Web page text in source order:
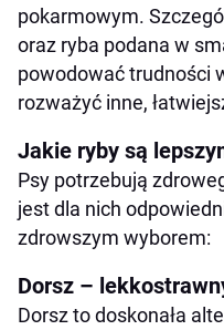
pokarmowym.
oraz ryba podana w
powodować trudności
rozważyć inne,
Jakie ryby są
Psy potrzebują
jest dla nich
zdrowszym wyborem:
Dorsz –
Dorsz to doskonała